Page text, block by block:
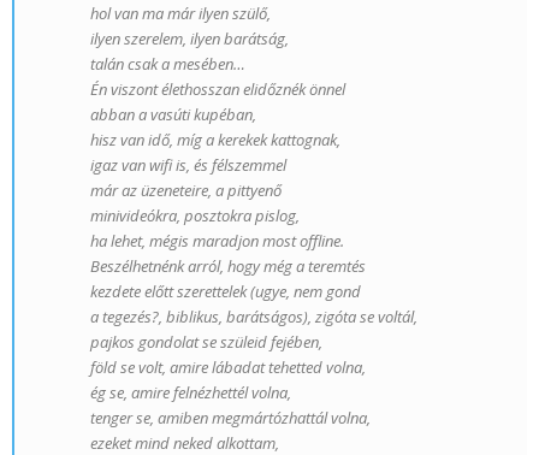
hol van ma már ilyen szülő,
ilyen szerelem, ilyen barátság,
talán csak a mesében…
Én viszont élethosszan elidőznék önnel
abban a vasúti kupéban,
hisz van idő, míg a kerekek kattognak,
igaz van wifi is, és félszemmel
már az üzeneteire, a pittyenő
minivideókra, posztokra pislog,
ha lehet, mégis maradjon most offline.
Beszélhetnénk arról, hogy még a teremtés
kezdete előtt szerettelek (ugye, nem gond
a tegezés?, biblikus, barátságos), zigóta se voltál,
pajkos gondolat se szüleid fejében,
föld se volt, amire lábadat tehetted volna,
ég se, amire felnézhettél volna,
tenger se, amiben megmártózhattál volna,
ezeket mind neked alkottam,